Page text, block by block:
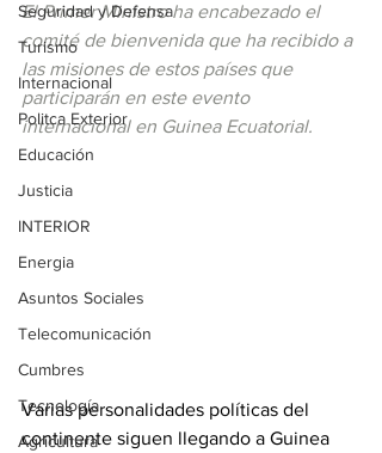
Seguridad y Defensa
Turismo
Internacional
Politca Exterior
Educación
Justicia
INTERIOR
Energia
Asuntos Sociales
Telecomunicación
Cumbres
Tecnología
Agricultura
El Primer Ministro ha encabezado el
comité de bienvenida que ha recibido a
las misiones de estos países que
participarán en este evento
internacional en Guinea Ecuatorial.
Varias personalidades políticas del
continente siguen llegando a Guinea